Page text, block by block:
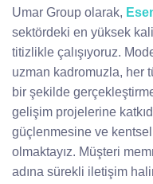
Umar Group olarak,
sektördeki en yüksek
titizlikle çalışıyoruz.
uzman kadromuzla, her
bir şekilde
gelişim projelerine
güçlenmesine ve
olmaktayız. Müşteri
adına sürekli iletişim